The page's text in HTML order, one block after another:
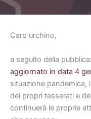
Caro urchino,
a seguito della
aggiornato in data 4
situazione pandemica,
dei propri tesserati e
continuerà le proprie